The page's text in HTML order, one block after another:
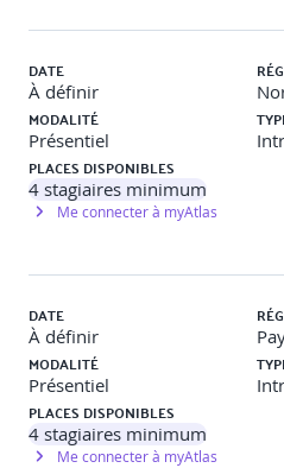
Développer la juste
Interroger ses propres
Développer la juste
Opter pour une attitude
Adapter sa
fonction de chaque famille de
DATE
À définir
MODALITÉ
Présentiel
PLACES DISPONIBLES
4 stagiaires minimum
Me connecter à myAtlas
DATE
À définir
MODALITÉ
Présentiel
PLACES DISPONIBLES
4 stagiaires minimum
Me connecter à myAtlas